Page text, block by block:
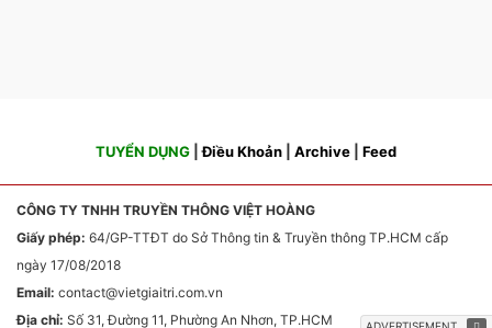
TUYỂN DỤNG |Điều Khoản Archive Feed
CÔNG TY TNHH TRUYỀN THÔNG VIỆT HOÀNG
Giấy phép: 64/GP-TTĐT do Sở Thông tin & Truyền thông TP.HCM cấp
ngày 17/08/2018
Email: contact@vietgiaitri.com.vn
Địa chỉ: Số 31, Đường 11, Phường An Nhơn, TP.HCM